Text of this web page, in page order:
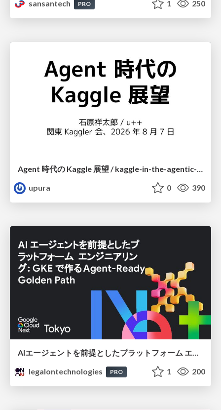
sansantech
PRO 1 250
upura
0 390
AIエージェントを前提としたプラットフォーム エンジニアリング：GKEで作るAgent-Ready Golden Path
legalontechnologies
PRO 1 200